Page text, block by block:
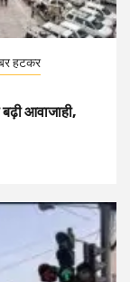
हटकर
आवाजाही,